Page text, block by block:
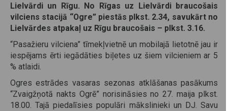
Lielvārdi un Rīgu. No Rīgas uz Lielvārdi braucošais
vilciens stacijā “Ogre” piestās plkst. 2.34, savukārt no
Lielvārdes atpakaļ uz Rīgu braucošais ­– plkst. 3.16.
“Pasažieru vilciena” tīmekļvietnē un mobilajā lietotnē jau ir
iespējams ērti iegādāties biļetes uz šiem vilcieniem ar 5
% atlaidi.
Ogres estrādes vasaras sezonas atklāšanas pasākums
“Zvaigžņotā nakts Ogrē” norisināsies no 27. maija plkst.
18.00. Tajā piedalīsies populāri mākslinieki un DJ. Savu